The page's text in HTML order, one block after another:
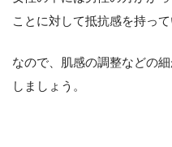
ことに対して抵抗感を持っ
なので、肌感の調整などの
しましょう。